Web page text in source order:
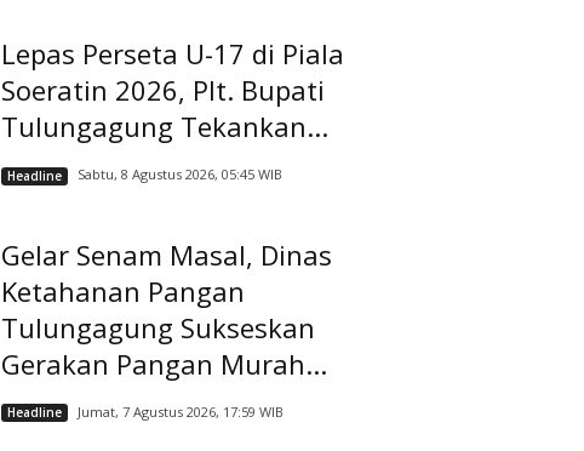
Lepas Perseta U-17 di Piala
Soeratin 2026, Plt. Bupati
Tulungagung Tekankan...
Headline Sabtu, 8 Agustus 2026, 05:45 WIB
Gelar Senam Masal, Dinas
Ketahanan Pangan
Tulungagung Sukseskan
Gerakan Pangan Murah...
Headline Jumat, 7 Agustus 2026, 17:59 WIB